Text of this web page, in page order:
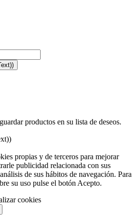
productos en su lista de deseos.
propias y de terceros para mejorar
publicidad relacionada con sus
de sus hábitos de navegación. Para
su uso pulse el botón Acepto.
cookies